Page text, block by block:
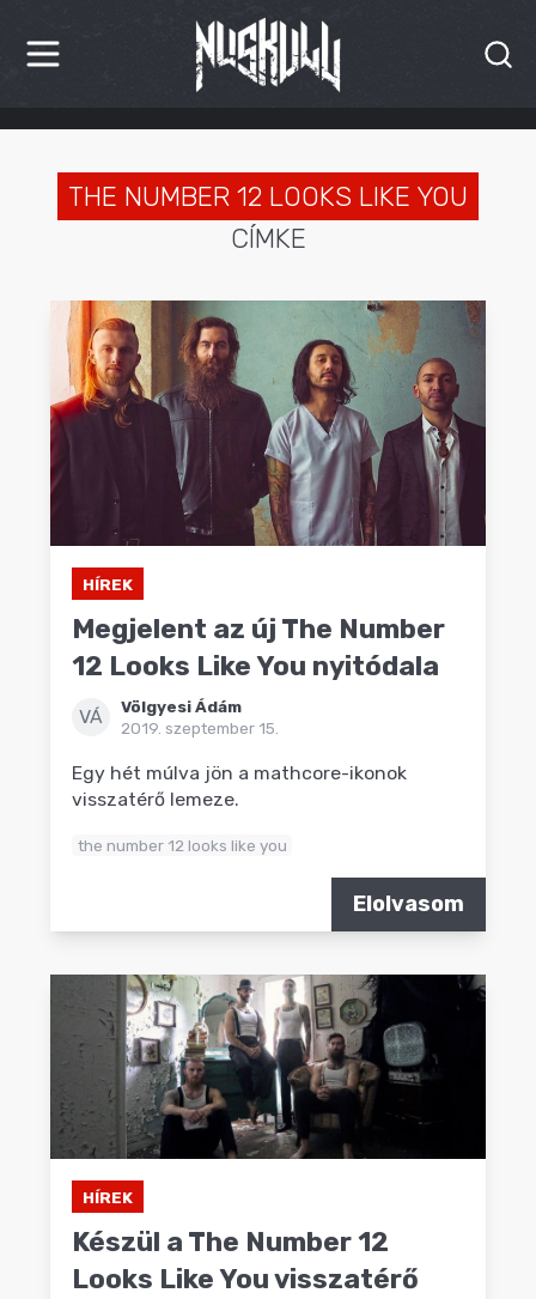
HÍREK
KRITIKÁK
INTERJÚK
PREMIEREK
KULT
MÁSVILÁG
THE NUMBER 12 LOOKS LIKE YOU
CÍMKE
HÍREK
Megjelent az új The Number
12 Looks Like You nyitódala
VÁ
Völgyesi Ádám
2019. szeptember 15.
Egy hét múlva jön a mathcore-ikonok
visszatérő lemeze.
the number 12 looks like you
Elolvasom
HÍREK
Készül a The Number 12
Looks Like You visszatérő